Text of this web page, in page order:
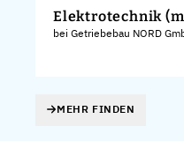
Elektrotechnik
bei Getriebebau NORD
MEHR FINDEN